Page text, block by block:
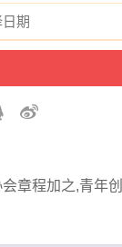
章程加之,青年